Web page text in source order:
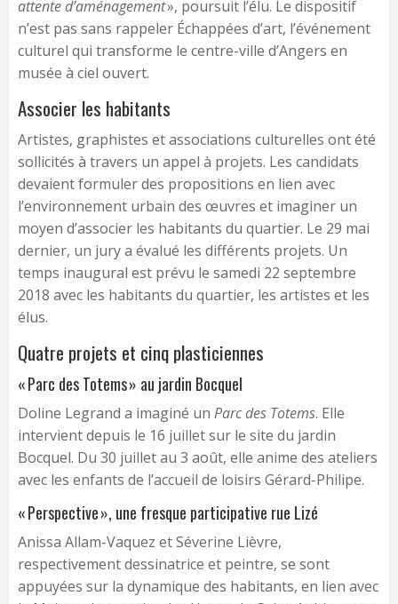
attente d’aménagement», poursuit l’élu. Le dispositif
n’est pas sans rappeler Échappées d’art, l’événement
culturel qui transforme le centre-ville d’Angers en
musée à ciel ouvert.
Associer les habitants
Artistes, graphistes et associations culturelles ont été
sollicités à travers un appel à projets. Les candidats
devaient formuler des propositions en lien avec
l’environnement urbain des œuvres et imaginer un
moyen d’associer les habitants du quartier. Le 29 mai
dernier, un jury a évalué les différents projets. Un
temps inaugural est prévu le samedi 22 septembre
2018 avec les habitants du quartier, les artistes et les
élus.
Quatre projets et cinq plasticiennes
« Parc des Totems » au jardin Bocquel
Doline Legrand a imaginé un Parc des Totems. Elle
intervient depuis le 16 juillet sur le site du jardin
Bocquel. Du 30 juillet au 3 août, elle anime des ateliers
avec les enfants de l’accueil de loisirs Gérard-Philipe.
« Perspective », une fresque participative rue Lizé
Anissa Allam-Vaquez et Séverine Lièvre,
respectivement dessinatrice et peintre, se sont
appuyées sur la dynamique des habitants, en lien avec